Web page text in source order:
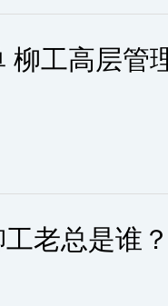
柳工高层管
老总是谁